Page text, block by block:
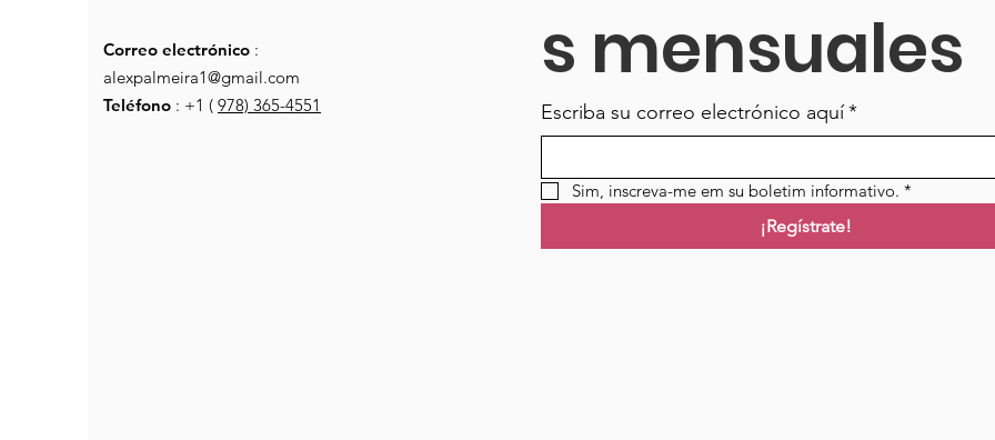
Correo electrónico :
alexpalmeira1@gmail.com
Teléfono : +1 ( 978) 365-4551
s mensuales
Escriba su correo electrónico aquí*
Sim, inscreva-me em su boletim informativo. *
¡Regístrate!